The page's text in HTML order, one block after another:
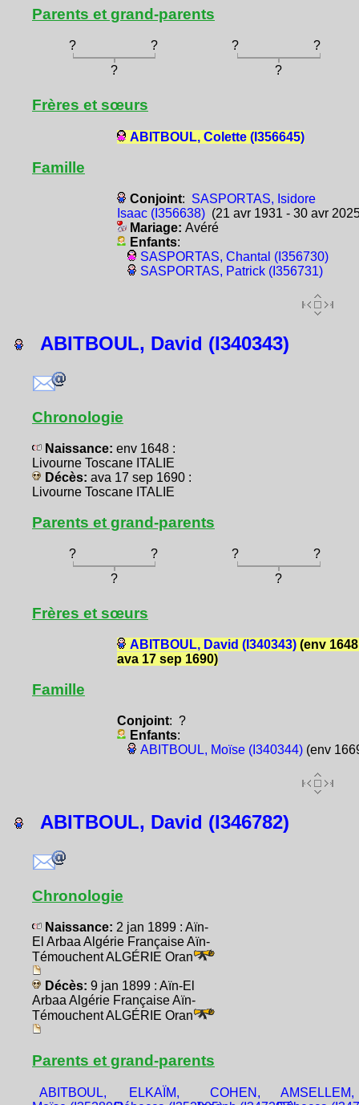
Parents et grand-parents
? ? ?
?
?
?
Frères et sœurs
ABITBOUL, Colette (I356645)
Famille
Conjoint: SASPORTAS, Isidore
Isaac (I356638)(21 avr 1931 - 30 avr
Mariage: Avéré
Enfants:
SASPORTAS, Chantal (I356730)
SASPORTAS, Patrick (I356731)
ABITBOUL, David (I340343)
Chronologie
Naissance: env 1648 :
Livourne Toscane ITALIE
Décès: ava 17 sep 1690 :
Livourne Toscane ITALIE
Parents et grand-parents
? ? ?
?
?
?
Frères et sœurs
ABITBOUL, David (I340343)(env
ava 17 sep 1690)
Famille
Conjoint: ?
Enfants:
ABITBOUL, Moïse (I340344)(env
ABITBOUL, David (I346782)
Chronologie
Naissance: 2 jan 1899 : Aïn-
El Arbaa Algérie Française Aïn-
Témouchent ALGÉRIE Oran
Décès: 9 jan 1899 : Aïn-El
Arbaa Algérie Française Aïn-
Témouchent ALGÉRIE Oran
Parents et grand-parents
ABITBOUL,
ELKAÏM,
COHEN,
AMSELLEM,